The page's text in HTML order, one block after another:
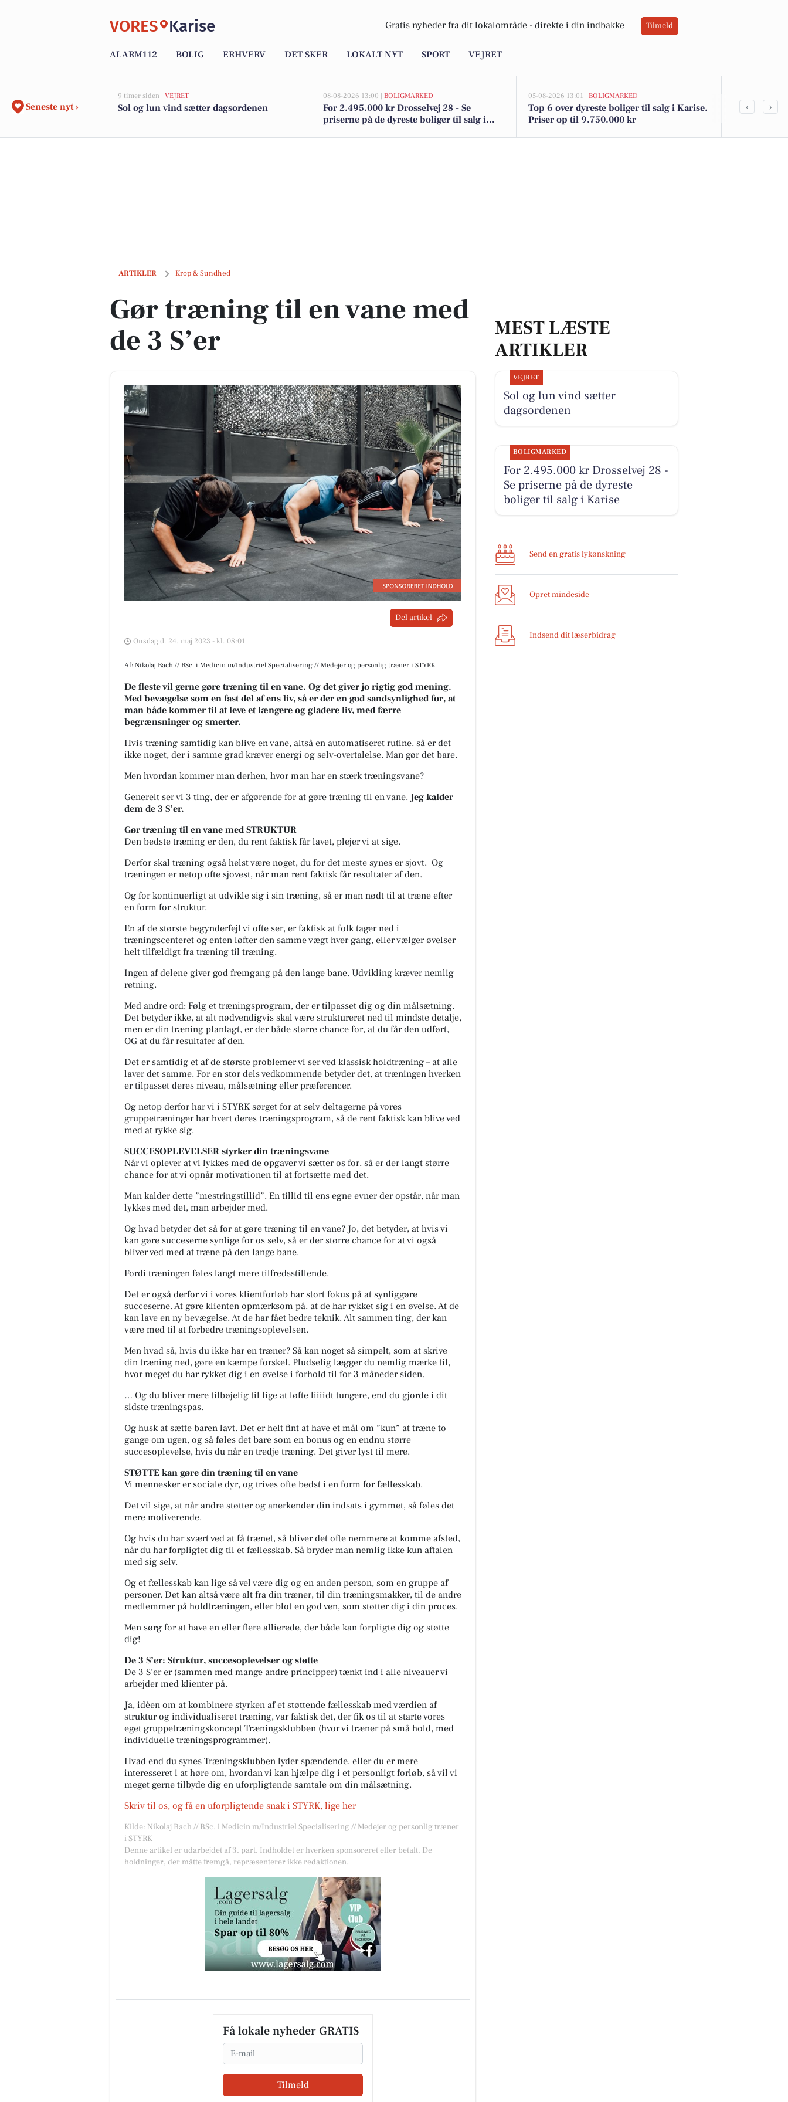
VORES Karise Gratis nyheder fra dit lokalområde - direkte i din indbakke Tilmeld
ALARM112 BOLIG ERHVERV DET SKER LOKALT NYT SPORT VEJRET
Seneste nyt ›
9 timer siden | VEJRET
Sol og lun vind sætter dagsordenen
08-08-2026 13:00 | BOLIGMARKED
For 2.495.000 kr Drosselvej 28 - Se
priserne på de dyreste boliger til salg i
05-08-2026 13:01 | BOLIGMARKED
Top 6 over dyreste boliger til salg i Karise.
Priser op til 9.750.000 kr
Engageret
‹ ›
ARTIKLER Krop & Sundhed
Gør træning til en vane med de 3 S’er
Gør træning til en vane med
de 3 S’er
Del artikel
Onsdag d. 24. maj 2023 - kl. 08:01
Af: Nikolaj Bach // BSc. i Medicin m/Industriel Specialisering // Medejer og personlig træner i STYRK
De fleste vil gerne gøre træning til en vane. Og det giver jo rigtig god mening.
Med bevægelse som en fast del af ens liv, så er der en god sandsynlighed for, at
man både kommer til at leve et længere og gladere liv, med færre
begrænsninger og smerter.
Hvis træning samtidig kan blive en vane, altså en automatiseret rutine, så er det
ikke noget, der i samme grad kræver energi og selv-overtalelse. Man gør det bare.
Men hvordan kommer man derhen, hvor man har en stærk træningsvane?
Generelt ser vi 3 ting, der er afgørende for at gøre træning til en vane.Jeg kalder
dem de 3 S’er.
Gør træning til en vane med STRUKTUR
Den bedste træning er den, du rent faktisk får lavet, plejer vi at sige.
Derfor skal træning også helst være noget, du for det meste synes er sjovt. Og
træningen er netop ofte sjovest, når man rent faktisk får resultater af den.
Og for kontinuerligt at udvikle sig i sin træning, så er man nødt til at træne efter
en form for struktur.
En af de største begynderfejl vi ofte ser, er faktisk at folk tager ned i
træningscenteret og enten løfter den samme vægt hver gang, eller vælger øvelser
helt tilfældigt fra træning til træning.
Ingen af delene giver god fremgang på den lange bane. Udvikling kræver nemlig
retning.
Med andre ord: Følg et træningsprogram, der er tilpasset dig og din målsætning.
Det betyder ikke, at alt nødvendigvis skal være struktureret ned til mindste detalje,
men er din træning planlagt, er der både større chance for, at du får den udført,
OG at du får resultater af den.
Det er samtidig et af de største problemer vi ser ved klassisk holdtræning – at alle
laver det samme. For en stor dels vedkommende betyder det, at træningen hverken
er tilpasset deres niveau, målsætning eller præferencer.
Og netop derfor har vi i STYRK sørget for at selv deltagerne på vores
gruppetræninger har hvert deres træningsprogram, så de rent faktisk kan blive ved
med at rykke sig.
SUCCESOPLEVELSER styrker din træningsvane
Når vi oplever at vi lykkes med de opgaver vi sætter os for, så er der langt større
chance for at vi opnår motivationen til at fortsætte med det.
Man kalder dette ”mestringstillid”. En tillid til ens egne evner der opstår, når man
lykkes med det, man arbejder med.
Og hvad betyder det så for at gøre træning til en vane? Jo, det betyder, at hvis vi
kan gøre succeserne synlige for os selv, så er der større chance for at vi også
bliver ved med at træne på den lange bane.
Fordi træningen føles langt mere tilfredsstillende.
Det er også derfor vi i vores klientforløb har stort fokus på at synliggøre
succeserne. At gøre klienten opmærksom på, at de har rykket sig i en øvelse. At de
kan lave en ny bevægelse. At de har fået bedre teknik. Alt sammen ting, der kan
være med til at forbedre træningsoplevelsen.
Men hvad så, hvis du ikke har en træner? Så kan noget så simpelt, som at skrive
din træning ned, gøre en kæmpe forskel. Pludselig lægger du nemlig mærke til,
hvor meget du har rykket dig i en øvelse i forhold til for 3 måneder siden.
… Og du bliver mere tilbøjelig til lige at løfte liiiidt tungere, end du gjorde i dit
sidste træningspas.
Og husk at sætte baren lavt. Det er helt fint at have et mål om ”kun” at træne to
gange om ugen, og så føles det bare som en bonus og en endnu større
succesoplevelse, hvis du når en tredje træning. Det giver lyst til mere.
STØTTE kan gøre din træning til en vane
Vi mennesker er sociale dyr, og trives ofte bedst i en form for fællesskab.
Det vil sige, at når andre støtter og anerkender din indsats i gymmet, så føles det
mere motiverende.
Og hvis du har svært ved at få trænet, så bliver det ofte nemmere at komme afsted,
når du har forpligtet dig til et fællesskab. Så bryder man nemlig ikke kun aftalen
med sig selv.
Og et fællesskab kan lige så vel være dig og en anden person, som en gruppe af
personer. Det kan altså være alt fra din træner, til din træningsmakker, til de andre
medlemmer på holdtræningen, eller blot en god ven, som støtter dig i din proces.
Men sørg for at have en eller flere allierede, der både kan forpligte dig og støtte
dig!
De 3 S’er: Struktur, succesoplevelser og støtte
De 3 S’er er (sammen med mange andre principper) tænkt ind i alle niveauer vi
arbejder med klienter på.
Ja, idéen om at kombinere styrken af et støttende fællesskab med værdien af
struktur og individualiseret træning, var faktisk det, der fik os til at starte vores
eget gruppetræningskoncept Træningsklubben (hvor vi træner på små hold, med
individuelle træningsprogrammer).
Hvad end du synes Træningsklubben lyder spændende, eller du er mere
interesseret i at høre om, hvordan vi kan hjælpe dig i et personligt forløb, så vil vi
meget gerne tilbyde dig en uforpligtende samtale om din målsætning.
Skriv til os, og få en uforpligtende snak i STYRK, lige her
Kilde: Nikolaj Bach // BSc. i Medicin m/Industriel Specialisering // Medejer og personlig træner
i STYRK
Denne artikel er udarbejdet af 3. part. Indholdet er hverken sponsoreret eller betalt. De
holdninger, der måtte fremgå, repræsenterer ikke redaktionen.
Få lokale nyheder GRATIS
Email
Tilmeld
MEST LÆSTE
ARTIKLER
VEJRET
Sol og lun vind sætter
dagsordenen
BOLIGMARKED
For 2.495.000 kr Drosselvej 28 -
Se priserne på de dyreste
boliger til salg i Karise
Send en gratis lykønskning
Opret mindeside
Indsend dit læserbidrag